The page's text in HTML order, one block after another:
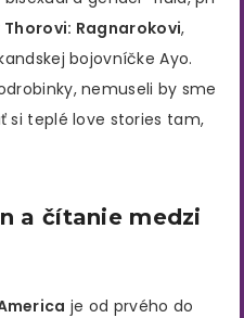
Thorovi: Ragnarokovi,
bojovníčke Ayo.
nemuseli by sme
si teplé love stories tam,
a čítanie medzi
je od prvého do